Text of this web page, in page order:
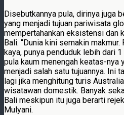
Disebutkannya pula, dirinya juga
yang menjadi tujuan pariwisata
mempertahankan eksistensi dan
Bali. “Dunia kini semakin
kaya, punya penduduk lebih dari
pula kaum menengah keatas-nya
menjadi salah satu tujuannya. Ini
lagi jika menghitung turis
wisatawan domestik. Banyak
Bali meskipun itu juga berarti
Mulyani.